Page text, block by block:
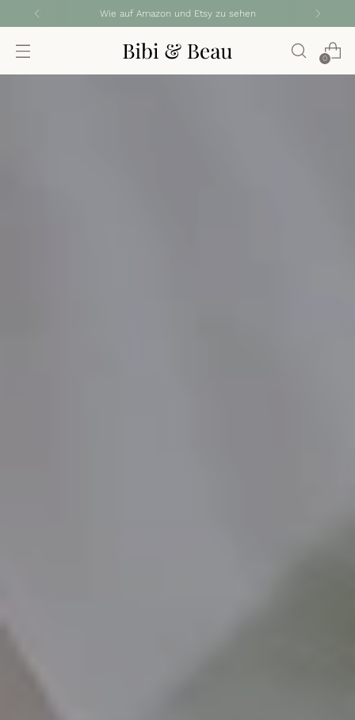
Kostenloser Standardversand für alle Bestellungen
0